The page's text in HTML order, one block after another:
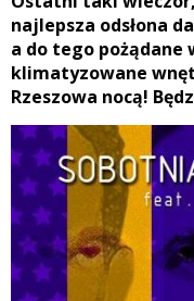
najlepsza odsłona
a do tego pożądane
klimatyzowane
Rzeszowa nocą!